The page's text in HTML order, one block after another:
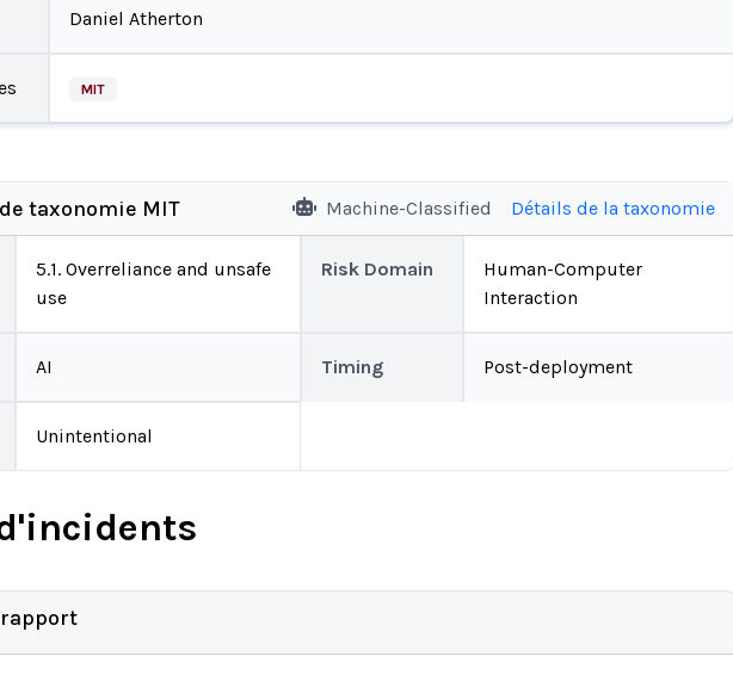
Daniel Atherton
MIT
taxonomie MIT Machine-Classified Détails de la taxonomie
5.1. Overreliance and unsafe
use
Risk Domain
Human-Computer
Interaction
AI Timing Post-deployment
Unintentional